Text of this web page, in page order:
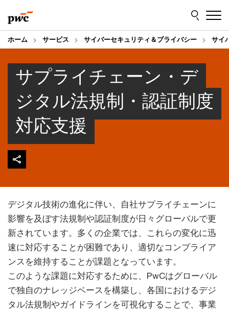
to
content
to
footer
ホーム サービス サイバーセキュリティ＆プライバシー サイ
サプライチェーン・デ
ジタル法規制・認証制度
対応支援
デジタル技術の進化に伴い、自社サプライチェーンに
影響を及ぼす法規制や認証制度が日々グローバルで更
新されています。多くの企業では、これらの変化に迅
速に対応することが困難であり、適切なコンプライア
ンスを維持することが課題となっています。
このような課題に対応するために、PwCはグローバル
で独自のナレッジベースを構築し、各国におけるデジ
タル法規制やガイドラインを可視化することで、事業